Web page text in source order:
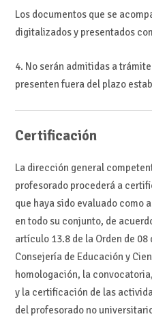
Los documentos que se
digitalizados y presentados
4. No serán admitidas a
presenten fuera del plazo
Certificación
La dirección general
profesorado procederá a
que haya sido evaluado como
en todo su conjunto, de
artículo 13.8 de la Orden de
Consejería de Educación y
homologación, la
y la certificación de las
del profesorado no